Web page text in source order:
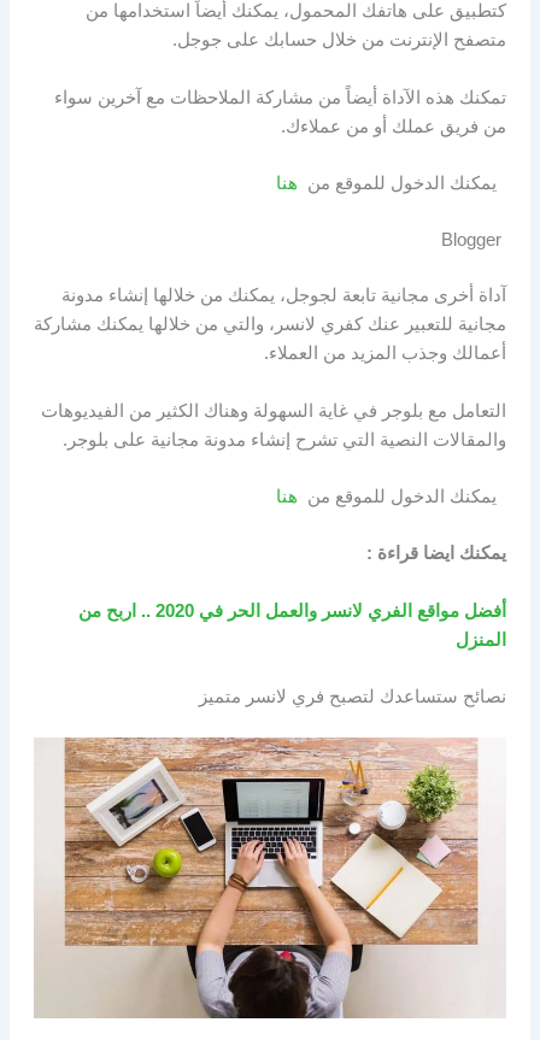
كتطبيق على هاتفك المحمول، يمكنك أيضاً استخدامها من
متصفح الإنترنت من خلال حسابك على جوجل.
تمكنك هذه الآداة أيضاً من مشاركة الملاحظات مع آخرين سواء
من فريق عملك أو من عملاءك.
يمكنك الدخول للموقع من هنا
آداة أخرى مجانية تابعة لجوجل، يمكنك من خلالها إنشاء مدونة
مجانية للتعبير عنك كفري لانسر، والتي من خلالها يمكنك مشاركة
أعمالك وجذب المزيد من العملاء.
التعامل مع بلوجر في غاية السهولة وهناك الكثير من الفيديوهات
والمقالات النصية التي تشرح إنشاء مدونة مجانية على بلوجر.
يمكنك الدخول للموقع من هنا
يمكنك ايضا قراءة :
أفضل مواقع الفري لانسر والعمل الحر في 2020 .. اربح من
المنزل
نصائح ستساعدك لتصبح فري لانسر متميز